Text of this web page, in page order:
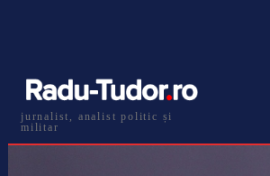
jurnalist, analist politic și
militar